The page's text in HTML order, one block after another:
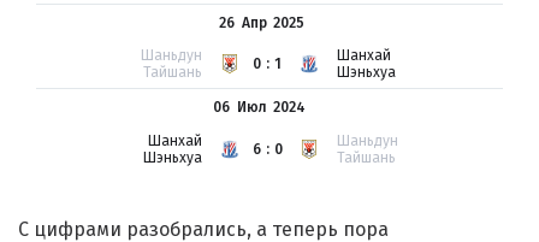
26 Апр
Шаньдун
Тайшань
0:1
Шанхай
Шэньхуа
2025
06 Июл
Шанхай
Шэньхуа
6:0
Шаньдун
Тайшань
2024
С цифрами разобрались, а теперь пора